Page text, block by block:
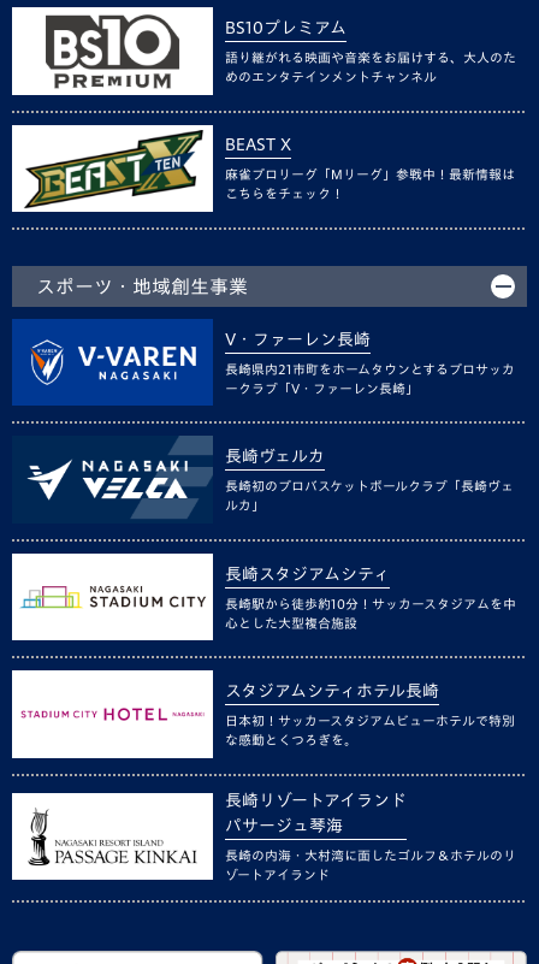
BS10プレミアム
語り継がれる映画や音楽をお届けする、大人のた
めのエンタテインメントチャンネル
BEAST X
麻雀プロリーグ「Mリーグ」参戦中！最新情報は
こちらをチェック！
スポーツ・地域創生事業
V・ファーレン長崎
長崎県内21市町をホームタウンとするプロサッカ
ークラブ「V・ファーレン長崎」
長崎ヴェルカ
長崎初のプロバスケットボールクラブ「長崎ヴェ
ルカ」
長崎スタジアムシティ
長崎駅から徒歩約10分！サッカースタジアムを中
心とした大型複合施設
スタジアムシティホテル長崎
日本初！サッカースタジアムビューホテルで特別
な感動とくつろぎを。
長崎リゾートアイランド
パサージュ琴海
長崎の内海・大村湾に面したゴルフ＆ホテルのリ
ゾートアイランド